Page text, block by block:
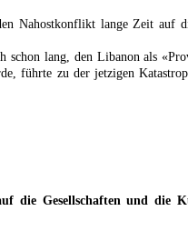
Nahostkonflikt lange Zeit auf
schon lang, den Libanon als
führte zu der jetzigen
die Gesellschaften und die